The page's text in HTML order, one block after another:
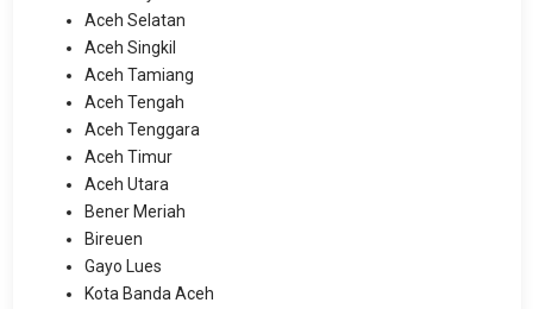
Aceh Selatan
Aceh Singkil
Aceh Tamiang
Aceh Tengah
Aceh Tenggara
Aceh Timur
Aceh Utara
Bener Meriah
Bireuen
Gayo Lues
Kota Banda Aceh